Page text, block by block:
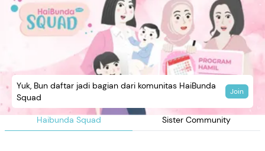
Haibunda Squad Sister Community
Yuk, Bun daftar jadi bagian dari komunitas HaiBunda
Squad
Join